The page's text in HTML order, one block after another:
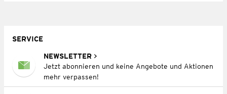
SERVICE
NEWSLETTER
Jetzt abonnieren und keine Angebote und Aktionen
mehr verpassen!